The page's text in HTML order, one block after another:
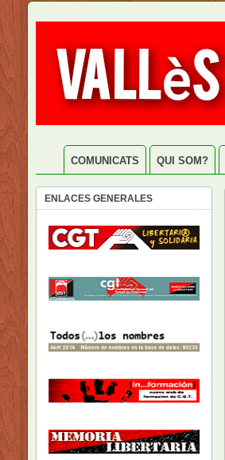
COMUNICATS QUI SOM?
ENLACES GENERALES